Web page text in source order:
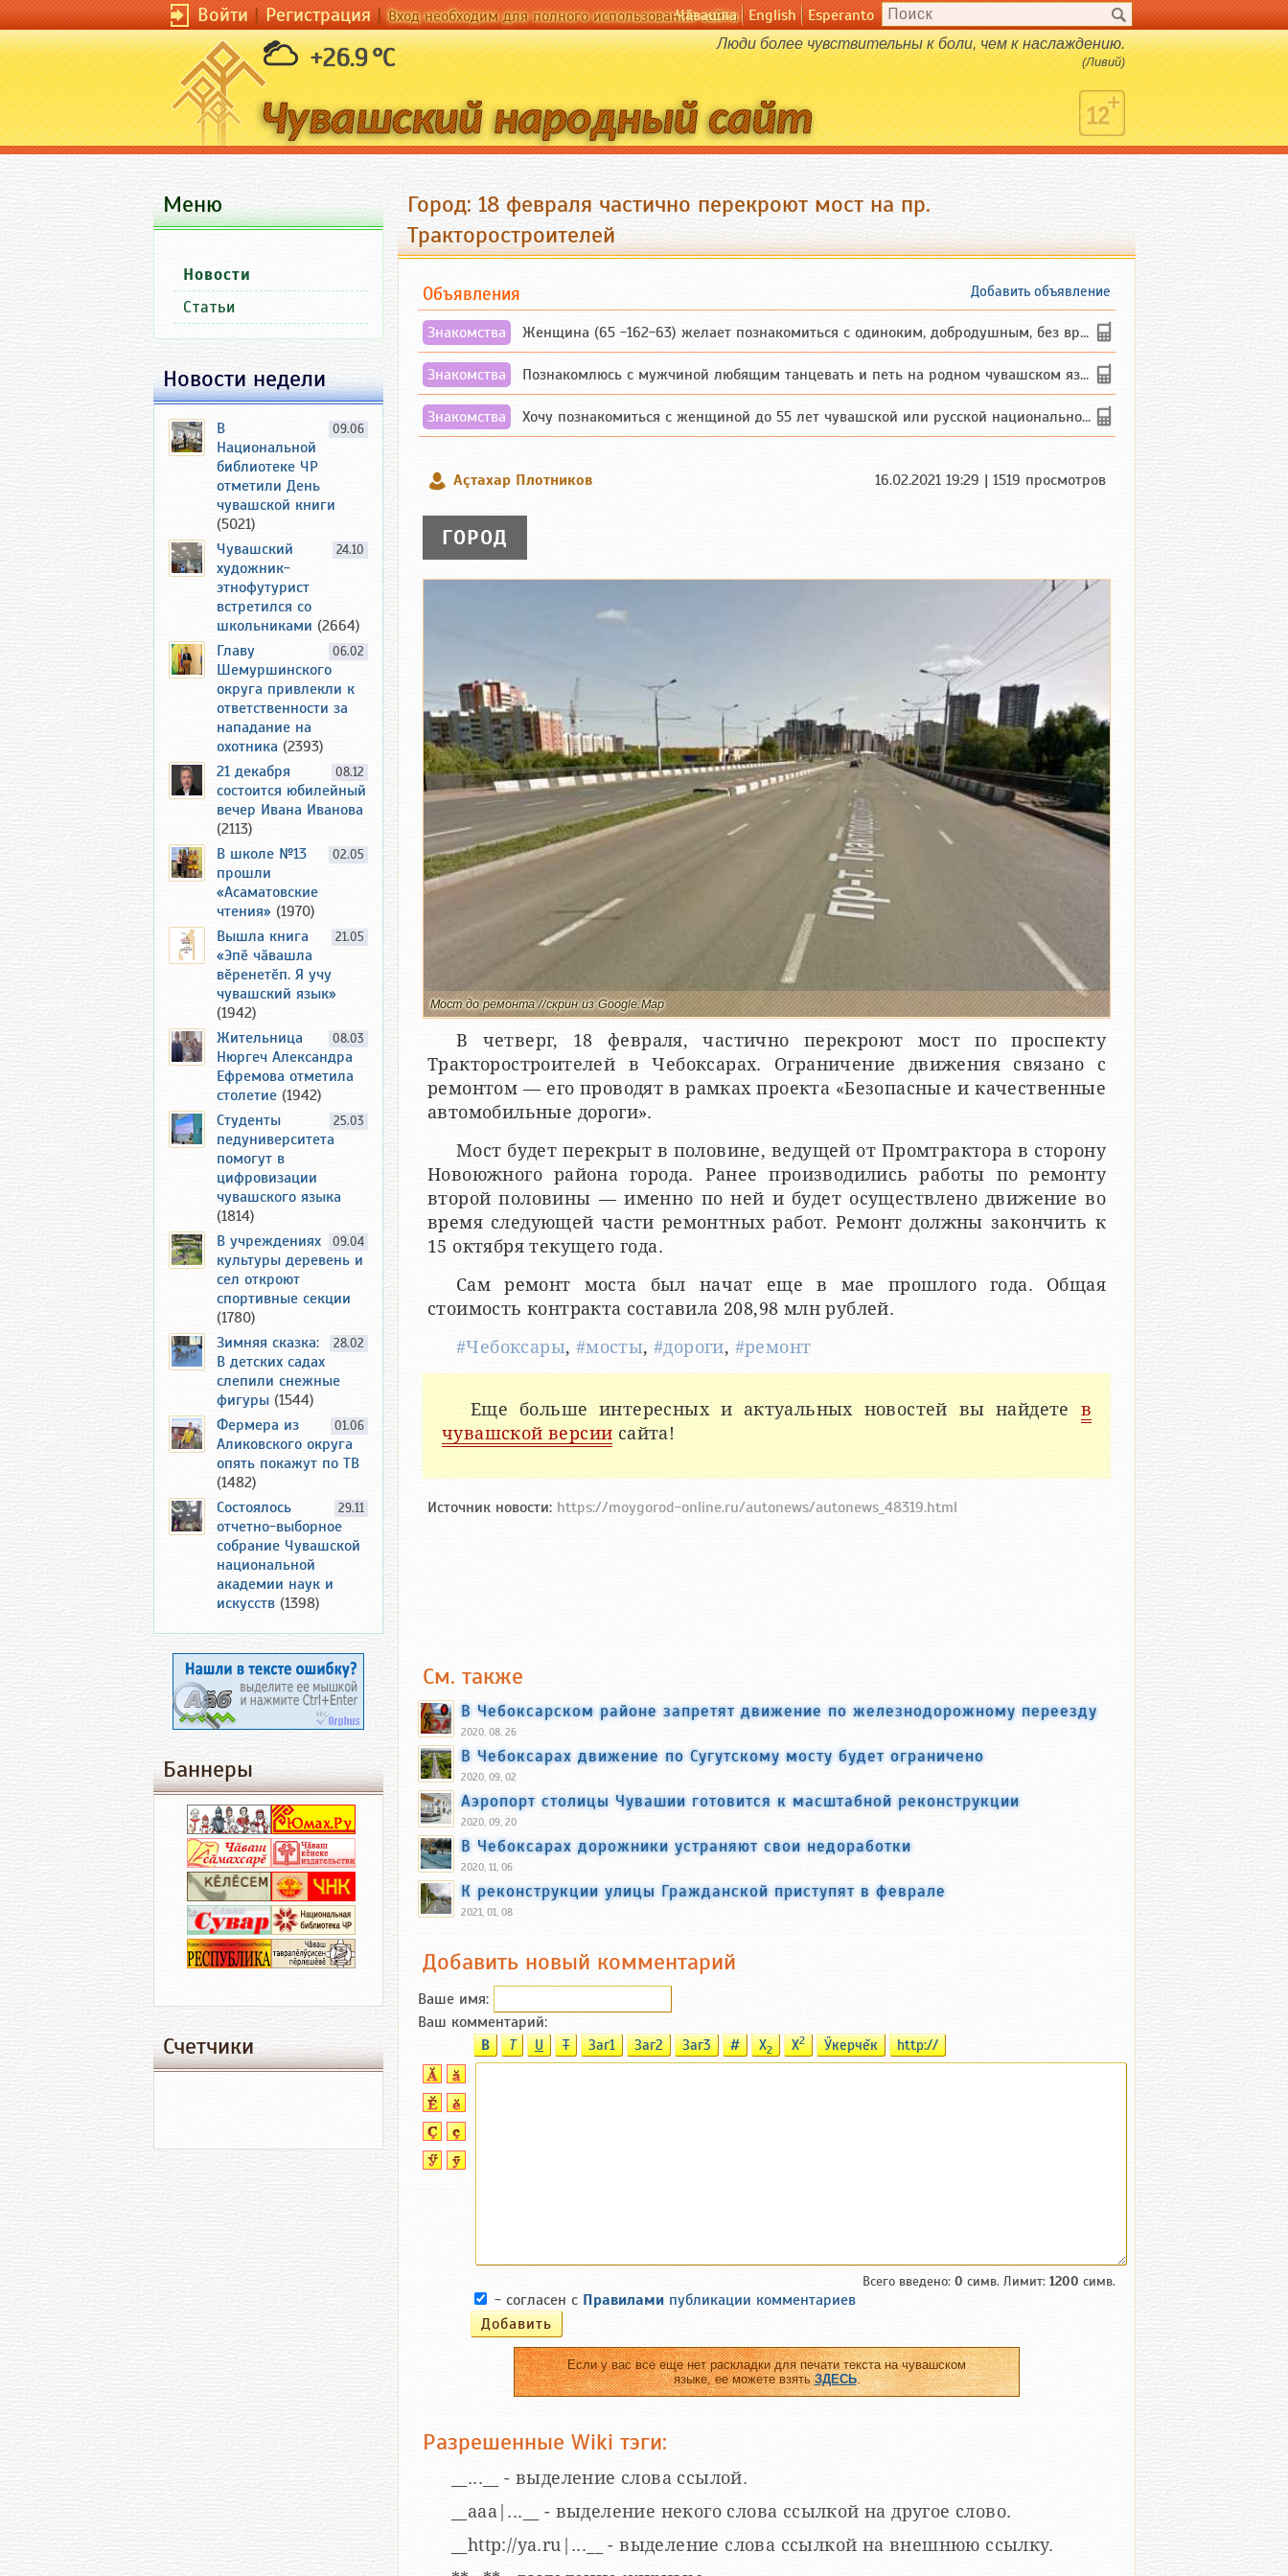
Войти|Регистрация|Вход необходим для полного использования сайта
Чӑвашла English Esperanto
+26.9 °C Люди более чувствительны к боли, чем к наслаждению.
(Ливий)
Город: 18 февраля частично перекроют мост на пр.
Тракторостроителей
Добавить объявление
Объявления
Знакомства Женщина (65 -162-63) желает познакомиться с одиноким, добродушным, без вредных ...
Знакомства Познакомлюсь с мужчиной любящим танцевать и петь на родном чувашском языке
Знакомства Хочу познакомиться с женщиной до 55 лет чувашской или русской национальности дл...
Аçтахар Плотников 16.02.2021 19:29 | 1519 просмотров
ГОРОД
Мост до ремонта //скрин из Google.Map
В четверг, 18 февраля, частично перекроют мост по проспекту
Тракторостроителей в Чебоксарах. Ограничение движения связано с
ремонтом — его проводят в рамках проекта «Безопасные и качественные
автомобильные дороги».
Мост будет перекрыт в половине, ведущей от Промтрактора в сторону
Новоюжного района города. Ранее производились работы по ремонту
второй половины — именно по ней и будет осуществлено движение во
время следующей части ремонтных работ. Ремонт должны закончить к
15 октября текущего года.
Сам ремонт моста был начат еще в мае прошлого года. Общая
стоимость контракта составила 208,98 млн рублей.
#Чебоксары, #мосты,#дороги, #ремонт
Еще больше интересных и актуальных новостей вы найдете в
чувашской версии сайта!
Источник новости: https://moygorod-online.ru/autonews/autonews_48319.html
См. также
В Чебоксарском районе запретят движение по железнодорожному переезду
2020, 08, 26
В Чебоксарах движение по Сугутскому мосту будет ограничено
2020, 09, 02
Аэропорт столицы Чувашии готовится к масштабной реконструкции
2020, 09, 20
В Чебоксарах дорожники устраняют свои недоработки
2020, 11, 06
К реконструкции улицы Гражданской приступят в феврале
2021, 01, 08
Добавить новый комментарий
Ваше имя:
Ваш комментарий:
B T U T Заг1 Заг2 Заг3 # X2 X2 Ӳкерчĕк http://
Всего введено: 0 симв. Лимит: 1200 симв.
- согласен с Правилами публикации комментариев
Если у вас все еще нет раскладки для печати текста на чувашском
языке, ее можете взятьЗДЕСЬ.
Разрешенные Wiki тэги:
__...__ - выделение слова ссылой.
__aaa|...__ - выделение некого слова ссылкой на другое слово.
__http://ya.ru|...__ - выделение слова ссылкой на внешнюю ссылку.
Меню
Новости
Статьи
Новости недели
09.06
В
Национальной
библиотеке ЧР
отметили День
чувашской книги
(5021)
24.10
Чувашский
художник-
этнофутурист
встретился со
школьниками (2664)
06.02
Главу
Шемуршинского
округа привлекли к
ответственности за
нападание на
охотника (2393)
08.12
21 декабря
состоится юбилейный
вечер Ивана Иванова
(2113)
02.05
В школе №13
прошли
«Асаматовские
чтения» (1970)
21.05
Вышла книга
«Эпӗ чӑвашла
вӗренетӗп. Я учу
чувашский язык»
(1942)
08.03
Жительница
Нюргеч Александра
Ефремова отметила
столетие (1942)
25.03
Студенты
педуниверситета
помогут в
цифровизации
чувашского языка
(1814)
09.04
В учреждениях
культуры деревень и
сел откроют
спортивные секции
(1780)
28.02
Зимняя сказка:
В детских садах
слепили снежные
фигуры (1544)
01.06
Фермера из
Аликовского округа
опять покажут по ТВ
(1482)
29.11
Состоялось
отчетно-выборное
собрание Чувашской
национальной
академии наук и
искусств (1398)
Баннеры
Счетчики